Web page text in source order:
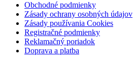
Obchodné podmienky
Zásady ochrany osobných údajov
Zásady používania Cookies
Registračné podmienky
Reklamačný poriadok
Doprava a platba